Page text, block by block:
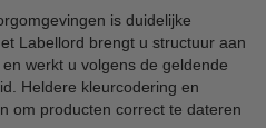
is duidelijke
Labellord brengt u structuur aan
werkt u volgens de geldende
Heldere kleurcodering en
om producten correct te dateren